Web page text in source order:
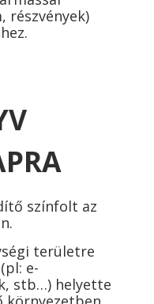
részvények)
színfolt az
területre
e-
stb…) helyette